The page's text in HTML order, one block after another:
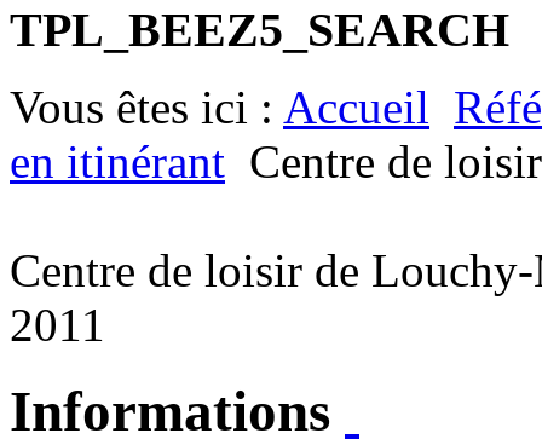
TPL_BEEZ5_SEARCH
Vous êtes ici : Accueil
en itinérant Centre de
Centre de loisir de
2011
Informations